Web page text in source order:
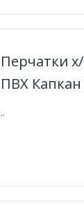
Перчатки
ПВХ Капкан
..